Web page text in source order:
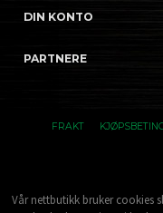
DIN KONTO
PARTNERE
FRAKT
Vår nettbutikk bruker cookies